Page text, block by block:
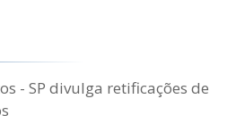
- SP divulga retificações de